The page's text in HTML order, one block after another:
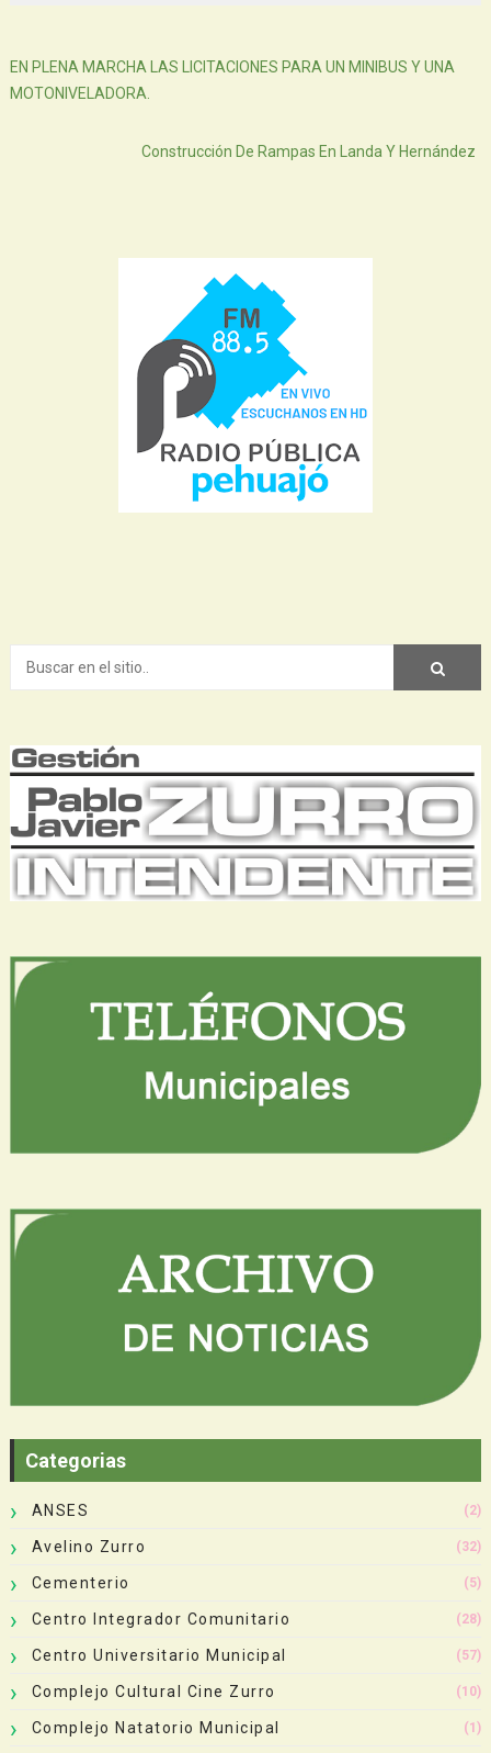
EN PLENA MARCHA LAS LICITACIONES PARA UN MINIBUS Y UNA
MOTONIVELADORA.
Construcción De Rampas En Landa Y Hernández
Categorias
ANSES (2)
Avelino Zurro (32)
Cementerio (5)
Centro Integrador Comunitario (28)
Centro Universitario Municipal (57)
Complejo Cultural Cine Zurro (10)
Complejo Natatorio Municipal (1)